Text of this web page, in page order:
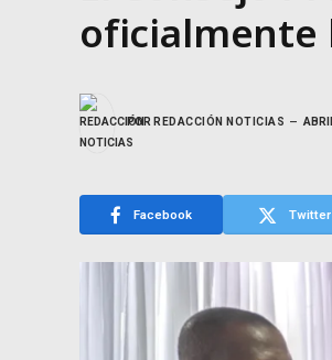
oficialmente
POR REDACCIÓN NOTICIAS
Facebook Twitter